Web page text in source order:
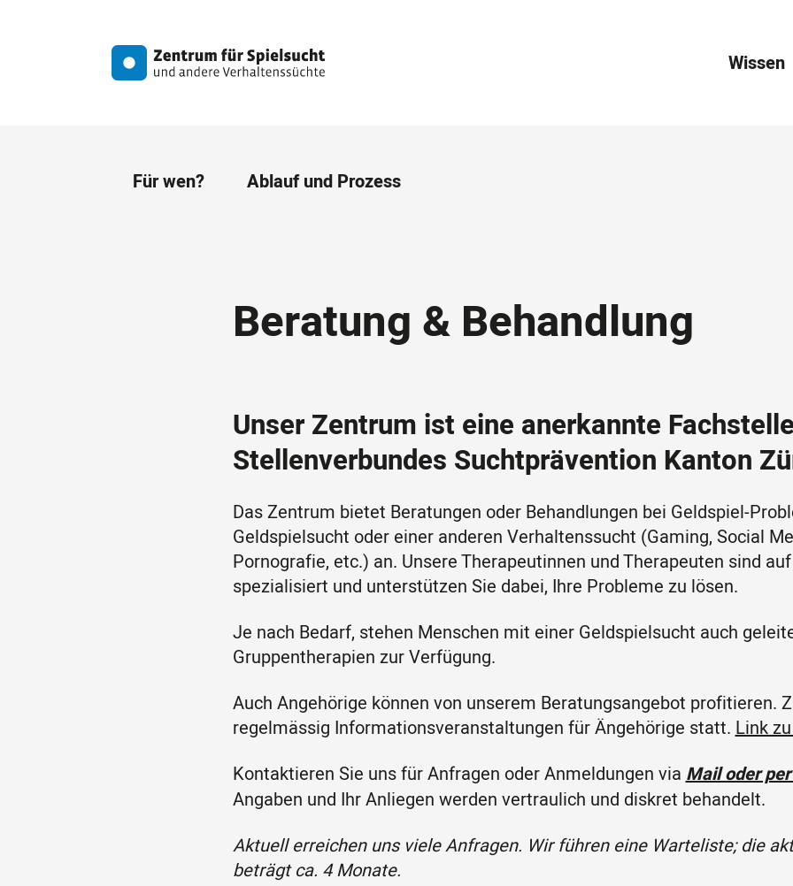
Wissen
Für wen? Ablauf und Prozess
Beratung & Behandlung
Unser Zentrum ist eine anerkannte
Stellenverbundes Suchtprävention Kanton
Das Zentrum bietet Beratungen oder Behandlungen bei Geldspiel-
Geldspielsucht oder einer anderen Verhaltenssucht (Gaming, Social
Pornografie, etc.) an. Unsere Therapeutinnen und Therapeuten sind
spezialisiert und unterstützen Sie dabei, Ihre Probleme zu lösen.
Je nach Bedarf, stehen Menschen mit einer Geldspielsucht auch
Gruppentherapien zur Verfügung.
Auch Angehörige können von unserem Beratungsangebot profitieren.
regelmässig Informationsveranstaltungen für Ängehörige statt. Link
Kontaktieren Sie uns für Anfragen oder Anmeldungen viaMail oder
Angaben und Ihr Anliegen werden vertraulich und diskret behandelt.
Aktuell erreichen uns viele Anfragen. Wir führen eine Warteliste; die
beträgt ca. 4 Monate.